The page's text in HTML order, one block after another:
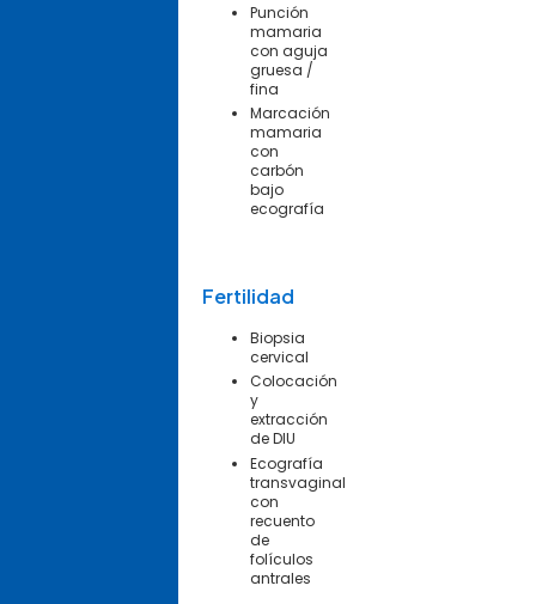
Punción
mamaria
con aguja
gruesa /
fina
Marcación
mamaria
con
carbón
bajo
ecografía
Fertilidad
Biopsia
cervical
Colocación
y
extracción
de DIU
Ecografía
transvaginal
con
recuento
de
folículos
antrales